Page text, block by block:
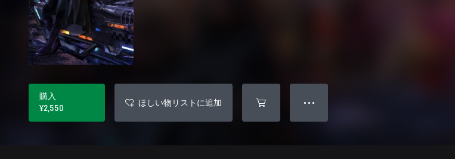
購入
¥2,550
ほしい物リストに追加 ● ● ●